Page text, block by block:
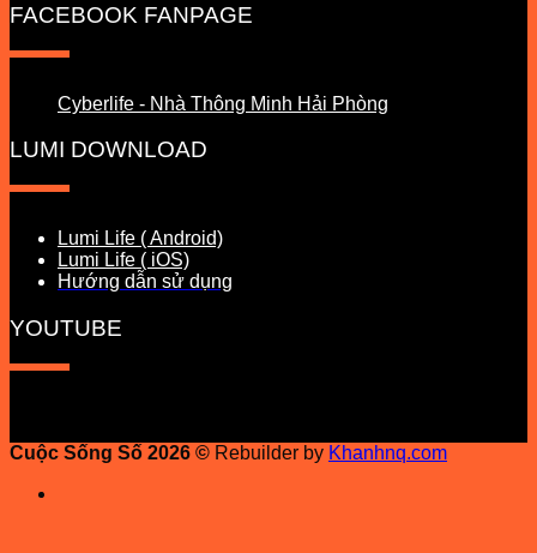
FACEBOOK FANPAGE
Cyberlife - Nhà Thông Minh Hải Phòng
LUMI DOWNLOAD
Lumi Life ( Android)
Lumi Life ( iOS)
Hướng dẫn sử dụng
YOUTUBE
Cuộc Sống Số 2026 © Rebuilder by Khanhnq.com